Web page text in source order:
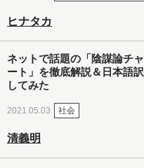
ヒナタカ
ネットで話題の「陰謀論チャ
ート」を徹底解説＆日本語訳
してみた
2021.05.03 社会
清義明